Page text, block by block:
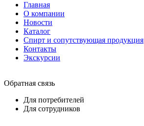
Главная
О компании
Новости
Каталог
Спирт и сопутствующая продукция
Контакты
Экскурсии
Обратная связь
Для потребителей
Для сотрудников